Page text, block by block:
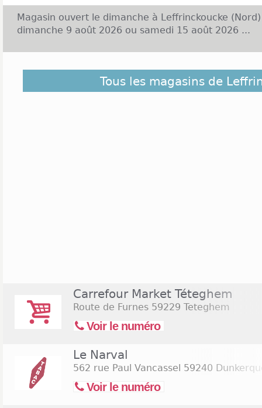
Magasin ouvert le dimanche à Leffrinckoucke
dimanche 9 août 2026 ou samedi 15 août 2026 ...
Découvrez dans la liste ci-dessous les
Leffrinckoucke et ceux situés à proximité. Ils sont
Tous les magasins de
Carrefour Market Téteghem
Route de Furnes 59229 Teteghem
Voir le numéro
Le Narval
562 rue Paul Vancassel 59240
Voir le numéro